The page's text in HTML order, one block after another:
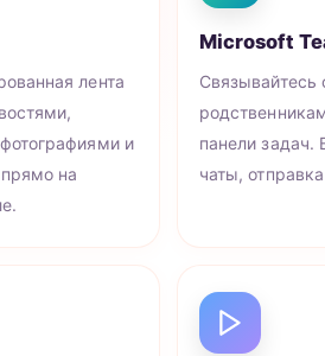
лента
и
на
Microsoft
Связывайтесь
панели задач.
чаты,